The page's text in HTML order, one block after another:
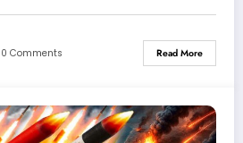
0 Comments Read More